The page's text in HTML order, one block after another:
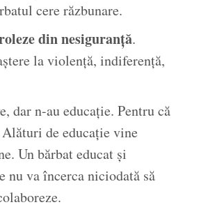
cere răzbunare.
din nesiguranță.
la violență, indiferență,
dar n-au educație. Pentru că
de educație vine
Un bărbat educat și
nu va încerca niciodată să